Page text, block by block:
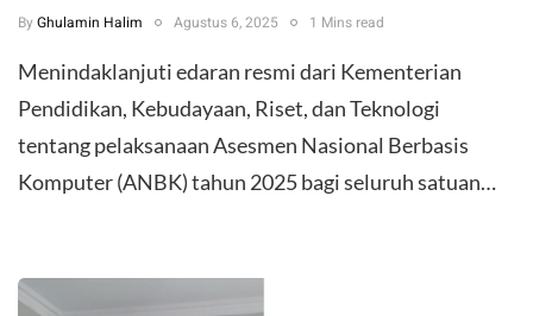
By Ghulamin Halim Agustus 6, 2025 1 Mins read
Menindaklanjuti edaran resmi dari Kementerian
Pendidikan, Kebudayaan, Riset, dan Teknologi
tentang pelaksanaan Asesmen Nasional Berbasis
Komputer (ANBK) tahun 2025 bagi seluruh satuan…